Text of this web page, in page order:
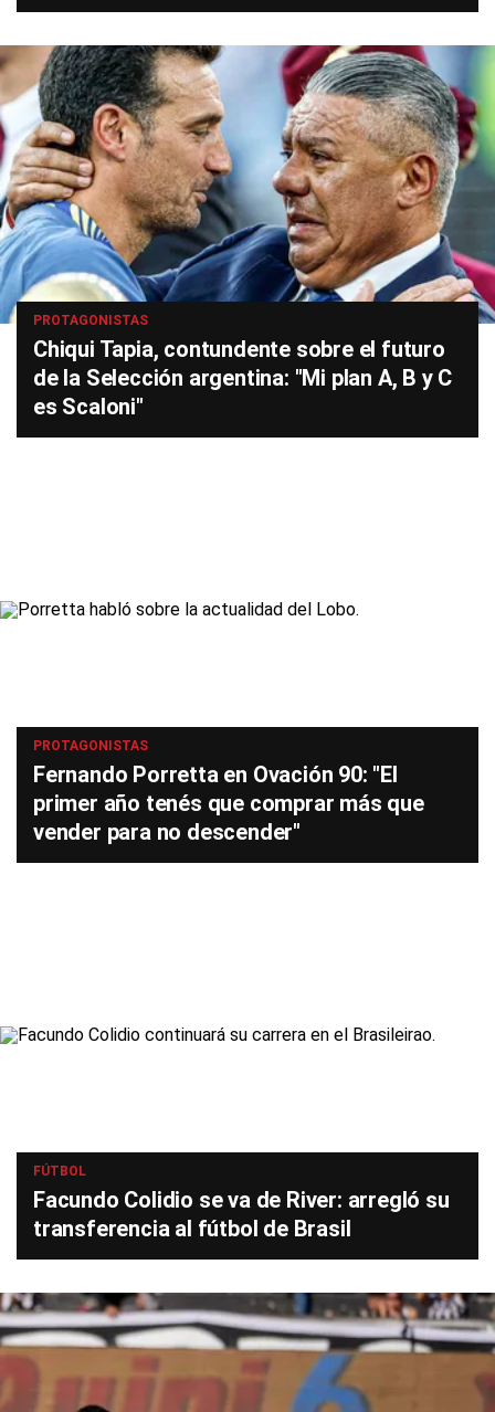
PROTAGONISTAS
Chiqui Tapia, contundente sobre el futuro
de la Selección argentina: "Mi plan A, B y C
es Scaloni"
PROTAGONISTAS
Fernando Porretta en Ovación 90: "El
primer año tenés que comprar más que
vender para no descender"
FÚTBOL
Facundo Colidio se va de River: arregló su
transferencia al fútbol de Brasil